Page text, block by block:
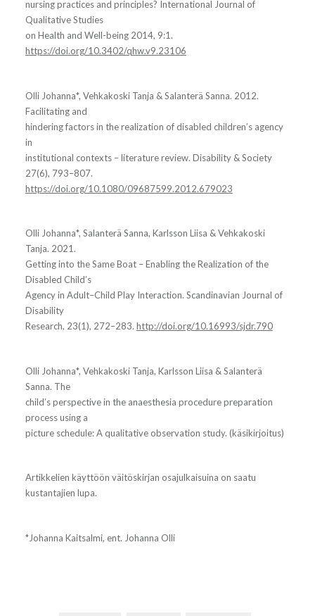
nursing practices and principles? International Journal of
Qualitative Studies
on Health and Well-being 2014, 9:1.
https://doi.org/10.3402/qhw.v9.23106
Olli Johanna*, Vehkakoski Tanja & Salanterä Sanna. 2012.
Facilitating and
hindering factors in the realization of disabled children’s agency
in
institutional contexts – literature review. Disability & Society
27(6), 793–807.
https://doi.org/10.1080/09687599.2012.679023
Olli Johanna*, Salanterä Sanna, Karlsson Liisa & Vehkakoski
Tanja. 2021.
Getting into the Same Boat – Enabling the Realization of the
Disabled Child’s
Agency in Adult–Child Play Interaction. Scandinavian Journal of
Disability
Research, 23(1), 272–283. http://doi.org/10.16993/sjdr.790
Olli Johanna*, Vehkakoski Tanja, Karlsson Liisa & Salanterä
Sanna. The
child’s perspective in the anaesthesia procedure preparation
process using a
picture schedule: A qualitative observation study. (käsikirjoitus)
Artikkelien käyttöön väitöskirjan osajulkaisuina on saatu
kustantajien lupa.
*Johanna Kaitsalmi, ent. Johanna Olli